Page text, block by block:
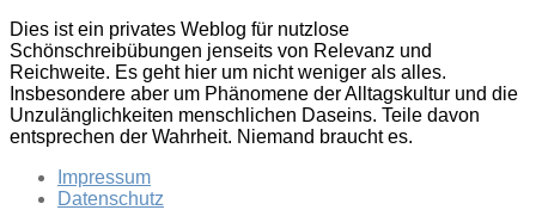
Dies ist ein privates Weblog für nutzlose
Schönschreibübungen jenseits von Relevanz und
Reichweite. Es geht hier um nicht weniger als alles.
Insbesondere aber um Phänomene der Alltagskultur und die
Unzulänglichkeiten menschlichen Daseins. Teile davon
entsprechen der Wahrheit. Niemand braucht es.
Impressum
Datenschutz